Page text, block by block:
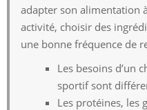
adapter son alimentation
activité, choisir des
une bonne fréquence de
Les besoins d’un
sportif sont
Les protéines, les